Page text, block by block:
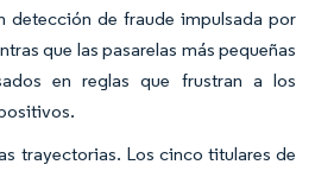
detección de fraude impulsada por
que las pasarelas más pequeñas
en reglas que frustran a los
trayectorias. Los cinco titulares de